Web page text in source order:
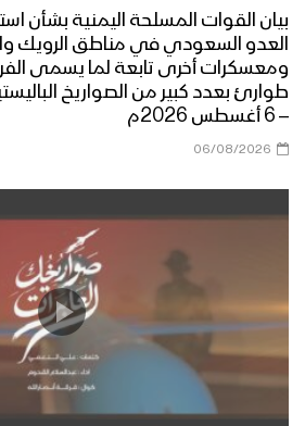
بيان القوات المسلحة اليمنية بشأن
العدو السعودي في مناطق الرويك
ومعسكرات أخرى تابعة لما يسمى
طوارئ بعدد كبير من الصواريخ
– 6 أغسطس 2026م
06/08/2026